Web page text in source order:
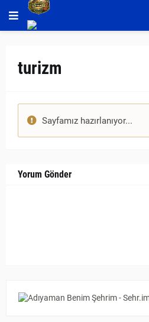
turizm
Sayfamız hazırlanıyor...
Yorum Gönder